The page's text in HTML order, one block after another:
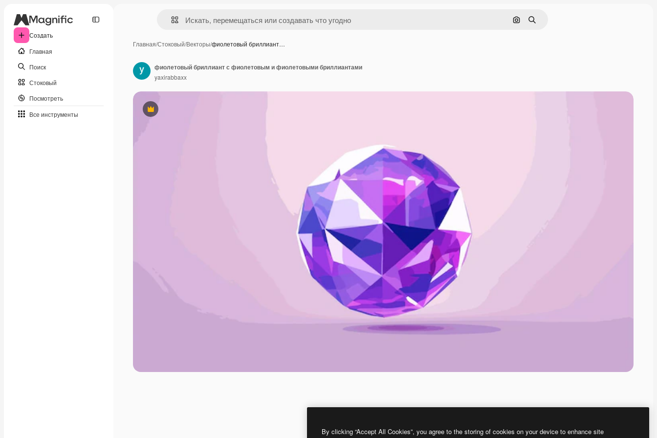
Создать
Главная
Поиск
Стоковый
Посмотреть
Все инструменты
Поиск по изображению
Поиск
Главная/Стоковый/Векторы/фиолетовый бриллиант…
Премиум
фиолетовый бриллиант с фиолетовым и фиолетовыми бриллиантами
yaxirabbaxx
By clicking “Accept All Cookies”, you agree to the storing of cookies on your device to enhance site